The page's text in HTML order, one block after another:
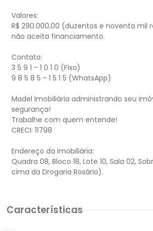
Valores:
R$ 290.000,00 (duzentos e noventa mil
não aceita financiamento.
Contato:
3 5 9 1 - 1 0 1 0 (Fixo)
9 8 5 8 5 - 1 5 1 5 (WhatsApp)
Madel Imobiliária administrando seu
segurança!
Trabalhe com quem entende!
CRECI: 11798
Endereço da imobiliária:
Quadra 08, Bloco 18, Lote 10, Sala 02,
Características